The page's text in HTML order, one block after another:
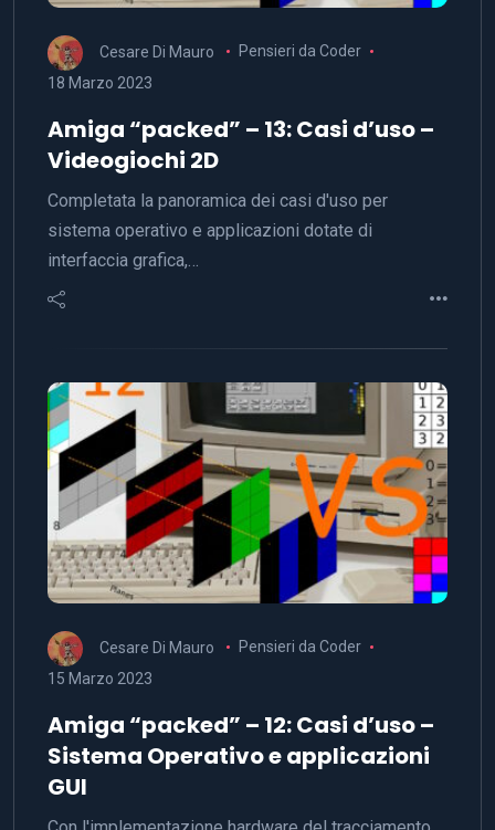
Cesare Di Mauro
Pensieri da Coder
18 Marzo 2023
Amiga “packed” – 13: Casi d’uso –
Videogiochi 2D
Completata la panoramica dei casi d'uso per
sistema operativo e applicazioni dotate di
interfaccia grafica,…
Cesare Di Mauro
Pensieri da Coder
15 Marzo 2023
Amiga “packed” – 12: Casi d’uso –
Sistema Operativo e applicazioni
GUI